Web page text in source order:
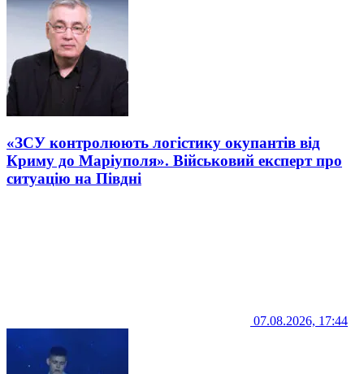
«ЗСУ контролюють логістику окупантів від
Криму до Маріуполя». Військовий експерт про
ситуацію на Півдні
07.08.2026, 17:44